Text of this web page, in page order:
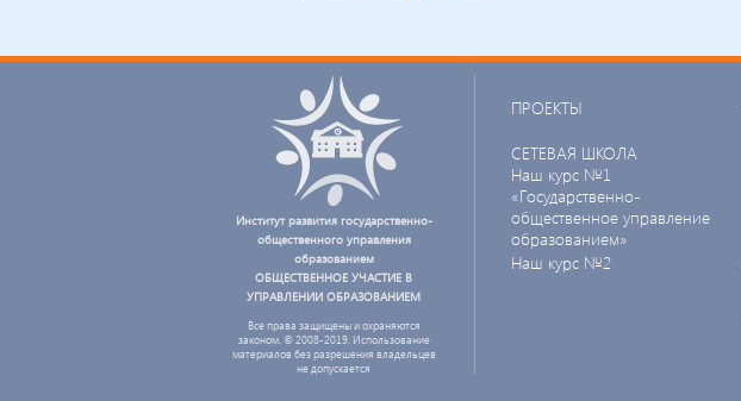
Институт развития государственно-
общественного управления
образованием
ОБЩЕСТВЕННОЕ УЧАСТИЕ В
УПРАВЛЕНИИ ОБРАЗОВАНИЕМ
Все права защищены и охраняются
законом. © 2008-2019. Использование
материалов без разрешения владельцев
не допускается
ПРОЕКТЫ
СЕТЕВАЯ ШКОЛА
Наш курс №1
«Государственно-
общественное управление
образованием»
Наш курс №2